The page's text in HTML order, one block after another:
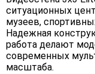
ситуационных
музеев,
Надежная
работа делают
современных
масштаба.